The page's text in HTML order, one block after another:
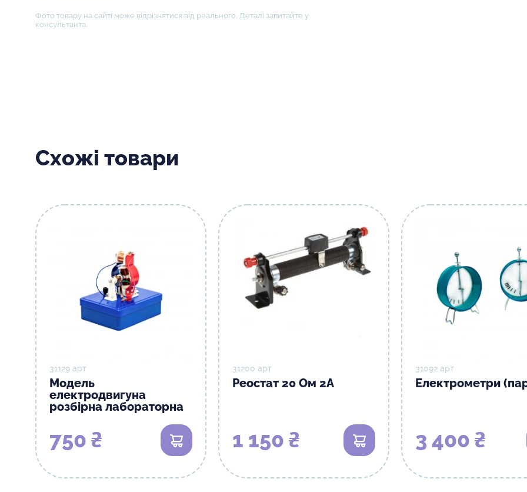
Фото товару на сайті може відрізнятися від реального. Деталі запитайте у
консультанта.
Схожі товари
31129 арт
Модель
електродвигуна
розбірна лабораторна
750 ₴ В кошик
31200 арт
Реостат 20 Ом 2А
1 150 ₴ В кошик
31092 арт
Електрометри
3 400 ₴